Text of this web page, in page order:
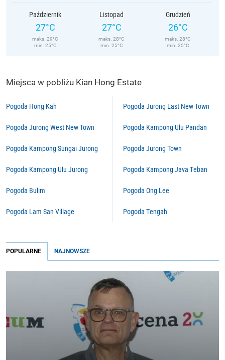
Październik
27°C
maks. 29°C
min. 25°C
Listopad
27°C
maks. 28°C
min. 25°C
Grudzień
26°C
maks. 28°C
min. 25°C
Miejsca w pobliżu Kian Hong Estate
Pogoda Hong Kah
Pogoda Jurong West New Town
Pogoda Kampong Sungai Jurong
Pogoda Kampong Ulu Jurong
Pogoda Bulim
Pogoda Lam San Village
Pogoda Jurong East New Town
Pogoda Kampong Ulu Pandan
Pogoda Jurong Town
Pogoda Kampong Java Teban
Pogoda Ong Lee
Pogoda Tengah
POPULARNE NAJNOWSZE